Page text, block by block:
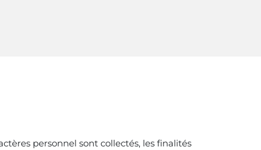
personnel sont collectés, les finalités